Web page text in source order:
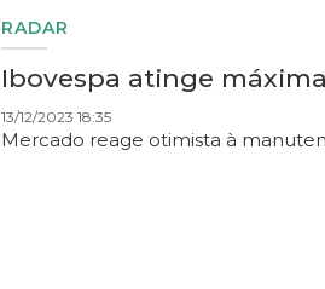
RADAR
Ibovespa atinge
13/12/2023 18:35
Mercado reage otimista à